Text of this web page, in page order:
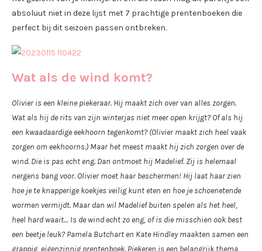
absoluut niet in deze lijst met 7 prachtige prentenboeken die
perfect bij dit seizoen passen ontbreken.
Wat als de wind komt?
Olivier is een kleine piekeraar. Hij maakt zich over van alles zorgen.
Wat als hij de rits van zijn winterjas niet meer open krijgt? Of als hij
een kwaadaardige eekhoorn tegenkomt? (Olivier maakt zich heel vaak
zorgen om eekhoorns.) Maar het meest maakt hij zich zorgen over de
wind. Die is pas echt eng. Dan ontmoet hij Madelief. Zij is helemaal
nergens bang voor. Olivier moet haar beschermen! Hij laat haar zien
hoe je te knapperige koekjes veilig kunt eten en hoe je schoenetende
wormen vermijdt. Maar dan wil Madelief buiten spelen als het heel,
heel hard waait… Is de wind echt zo eng, of is die misschien ook best
een beetje leuk? Pamela Butchart en Kate Hindley maakten samen een
grappig, eigenzinnig prentenboek. Piekeren is een belangrijk thema